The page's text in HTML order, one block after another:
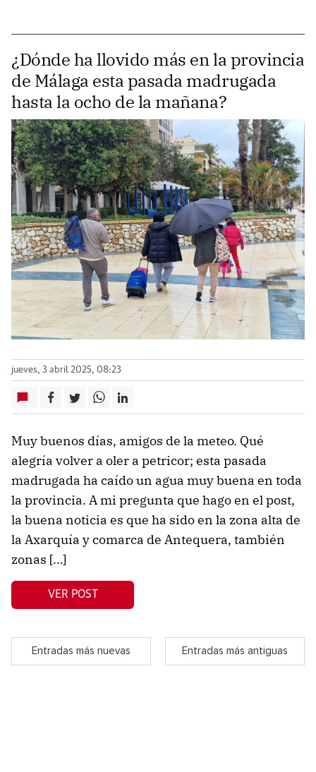
¿Dónde ha llovido más en la provincia
de Málaga esta pasada madrugada
hasta la ocho de la mañana?
jueves, 3 abril 2025, 08:23
Muy buenos días, amigos de la meteo. Qué
alegría volver a oler a petricor; esta pasada
madrugada ha caído un agua muy buena en toda
la provincia. A mi pregunta que hago en el post,
la buena noticia es que ha sido en la zona alta de
la Axarquía y comarca de Antequera, también
zonas […]
VER POST
Entradas más nuevas Entradas más antiguas